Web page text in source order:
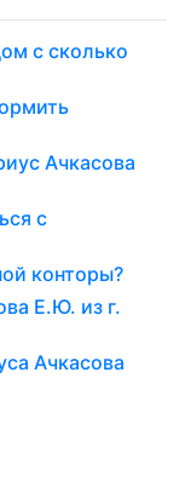
с сколько
Ачкасова
с
конторы?
Е.Ю. из г.
Ачкасова